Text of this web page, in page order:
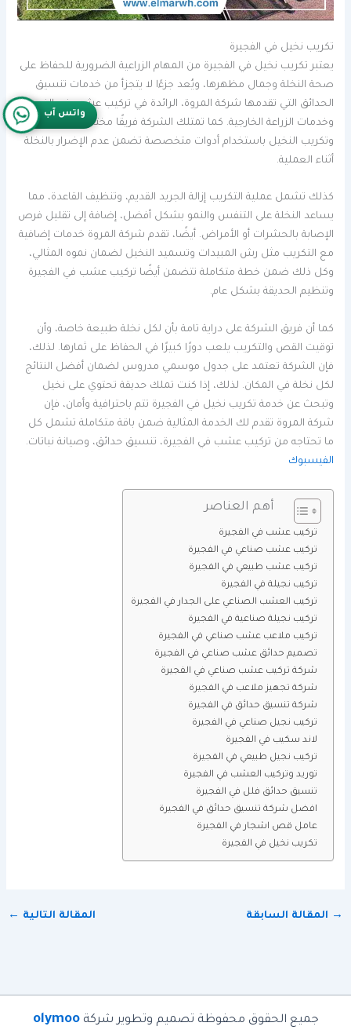
تكريب نخيل في الفجيرة
يعتبر تكريب نخيل في الفجيرة من المهام الزراعية الضرورية للحفاظ على
صحة النخلة وجمال مظهرها، ويُعد جزءًا لا يتجزأ من خدمات تنسيق
الحدائق التي تقدمها شركة المروة، الرائدة في تركيب عشب في الفجيرة
وخدمات الزراعة الخارجية. كما تمتلك الشركة فريقًا مختصًا في صيانة
وتكريب النخيل باستخدام أدوات متخصصة تضمن عدم الإضرار بالنخلة
أثناء العملية.
كذلك تشمل عملية التكريب إزالة الجريد القديم، وتنظيف القاعدة، مما
يساعد النخلة على التنفس والنمو بشكل أفضل، إضافة إلى تقليل فرص
الإصابة بالحشرات أو الأمراض. أيضًا، تقدم شركة المروة خدمات إضافية
مع التكريب مثل رش المبيدات وتسميد النخيل لضمان نموه المثالي،
وكل ذلك ضمن خطة متكاملة تتضمن أيضًا تركيب عشب في الفجيرة
وتنظيم الحديقة بشكل عام.
كما أن فريق الشركة على دراية تامة بأن لكل نخلة طبيعة خاصة، وأن
توقيت القص والتكريب يلعب دورًا كبيرًا في الحفاظ على ثمارها. لذلك،
فإن الشركة تعتمد على جدول موسمي مدروس لضمان أفضل النتائج
لكل نخلة في المكان. لذلك، إذا كنت تملك حديقة تحتوي على نخيل
وتبحث عن خدمة تكريب نخيل في الفجيرة تتم باحترافية وأمان، فإن
شركة المروة تقدم لك الخدمة المثالية ضمن باقة متكاملة تشمل كل
ما تحتاجه من تركيب عشب في الفجيرة، تنسيق حدائق، وصيانة نباتات.
الفيسبوك
أهم العناصر
تركيب عشب في الفجيرة
تركيب عشب صناعي في الفجيرة
تركيب عشب طبيعي في الفجيرة
تركيب نجيلة في الفجيرة
تركيب العشب الصناعي على الجدار في الفجيرة
تركيب نجيلة صناعية في الفجيرة
تركيب ملاعب عشب صناعي في الفجيرة
تصميم حدائق عشب صناعي في الفجيرة
شركة تركيب عشب صناعي في الفجيرة
شركة تجهيز ملاعب في الفجيرة
شركة تنسيق حدائق في الفجيرة
تركيب نجيل صناعي في الفجيرة
لاند سكيب في الفجيرة
تركيب نجيل طبيعي في الفجيرة
توريد وتركيب العشب في الفجيرة
تنسيق حدائق فلل في الفجيرة
افضل شركة تنسيق حدائق في الفجيرة
عامل قص اشجار في الفجيرة
تكريب نخيل في الفجيرة
→ المقالة السابقة المقالة التالية ←
جميع الحقوق محفوظة تصميم وتطوير شركةolymoo
واتس آب